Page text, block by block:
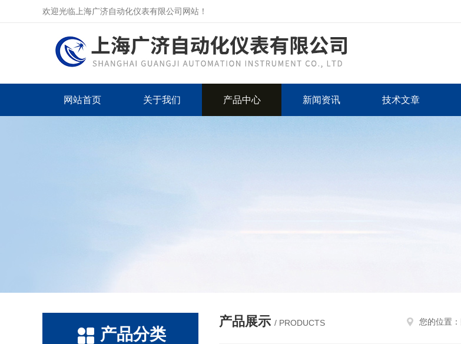
欢迎光临上海广济自动化仪表有限公司网站！
网站首页 关于我们 产品中心 新闻资讯 技术文章
产品分类
产品展示 / PRODUCTS 您的位置：